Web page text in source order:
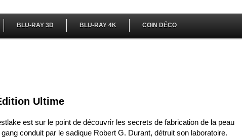
BLU-RAY 3D BLU-RAY 4K COIN DÉCO
Ultime
est sur le point de découvrir les secrets de fabrication de la peau
gang conduit par le sadique Robert G. Durant, détruit son laboratoire.